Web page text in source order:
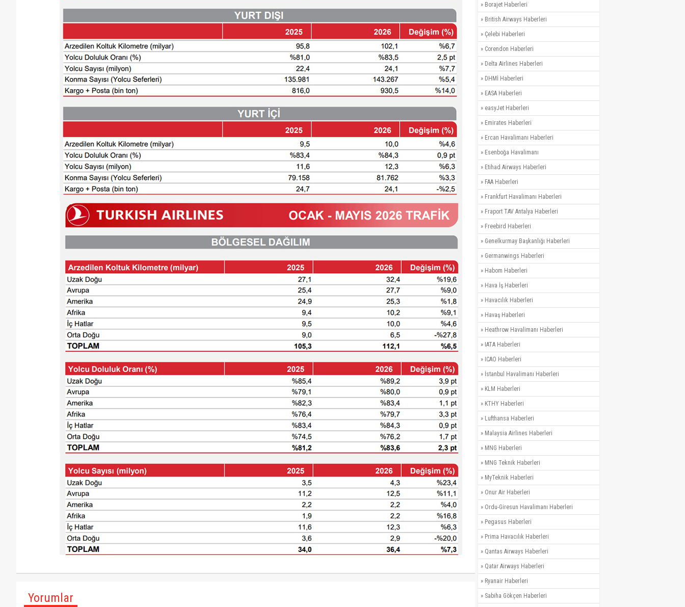
Yorumlar
» Borajet Haberleri
» British Airways Haberleri
» Çelebi Haberleri
» Corendon Haberleri
» Delta Airlines Haberleri
» DHMİ Haberleri
» EASA Haberleri
» easyJet Haberleri
» Emirates Haberleri
» Ercan Havalimanı Haberleri
» Esenboğa Havalimanı
» Etihad Airways Haberleri
» FAA Haberleri
» Frankfurt Havalimanı Haberleri
» Fraport TAV Antalya Haberleri
» Freebird Haberleri
» Genelkurmay Başkanlığı Haberleri
» Germanwings Haberleri
» Habom Haberleri
» Hava İş Haberleri
» Havacılık Haberleri
» Havaş Haberleri
» Heathrow Havalimanı Haberleri
» IATA Haberleri
» ICAO Haberleri
» İstanbul Havalimanı Haberleri
» KLM Haberleri
» KTHY Haberleri
» Lufthansa Haberleri
» Malaysia Airlines Haberleri
» MNG Haberleri
» MNG Teknik Haberleri
» MyTeknik Haberleri
» Onur Air Haberleri
» Ordu-Giresun Havalimanı Haberleri
» Pegasus Haberleri
» Prima Havacılık Haberleri
» Qantas Airways Haberleri
» Qatar Airways Haberleri
» Ryanair Haberleri
» Sabiha Gökçen Haberleri